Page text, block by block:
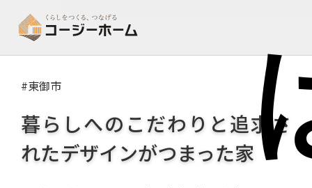
#東御市
暮らしへのこだわりと追求さ
れたデザインがつまった家